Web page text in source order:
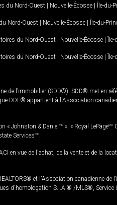
du Nord-Ouest | Nouvelle-Écosse | Île-du-
Nord-Ouest | Nouvelle-Écosse | Île-du-
du Nord-Ouest | Nouvelle-Écosse | Île-
du Nord-Ouest | Nouvelle-Écosse | Île-
de l’immobilier (SDD®). SDD® met en
DDF® appartient à l'Association
« Johnston & Daniel MD », « Royal LePageMD
ServicesMD
en vue de l'achat, de la vente et de la
et l'Association canadienne de
d'homologation S.I.A.® /MLS®,